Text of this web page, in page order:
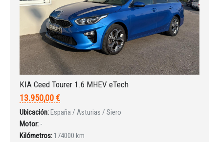
KIA Ceed Tourer 1.6 MHEV eTech
13.950,00 €
Ubicación:España / Asturias / Siero
Motor: -
Kilómetros: 174000 km